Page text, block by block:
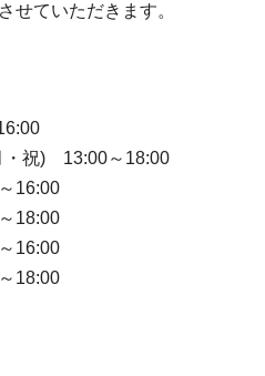
せていただきます。
・祝) 13:00～18:00
16:00
18:00
16:00
18:00